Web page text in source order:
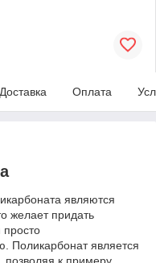
Доставка Оплата
являются
желает придать
Поликарбонат является